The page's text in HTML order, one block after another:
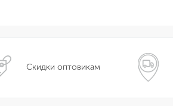
Скидки оптовикам